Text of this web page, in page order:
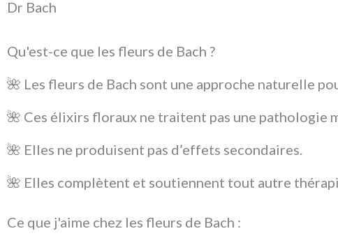
s
t
Dr Bach
Qu'est-ce que les fleurs de Bach ?
🌺 Les fleurs de Bach sont une approche naturelle
🌺 Ces élixirs floraux ne traitent pas une pathologie
🌺 Elles ne produisent pas d’effets secondaires.
🌺 Elles complètent et soutiennent tout autre
Ce que j'aime chez les fleurs de Bach :